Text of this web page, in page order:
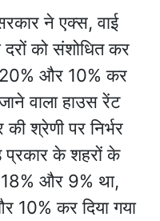
ने एक्स, वाई
को संशोधित कर
और 10% कर
जाने वाला हाउस रेंट
श्रेणी पर निर्भर
के शहरों के
और 9% था,
10% कर दिया गया